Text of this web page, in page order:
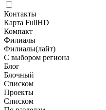
Контакты
Карта FullHD
Компакт
Филиалы
Филиалы(лайт)
С выбором региона
Блог
Блочный
Списком
Проекты
Списком